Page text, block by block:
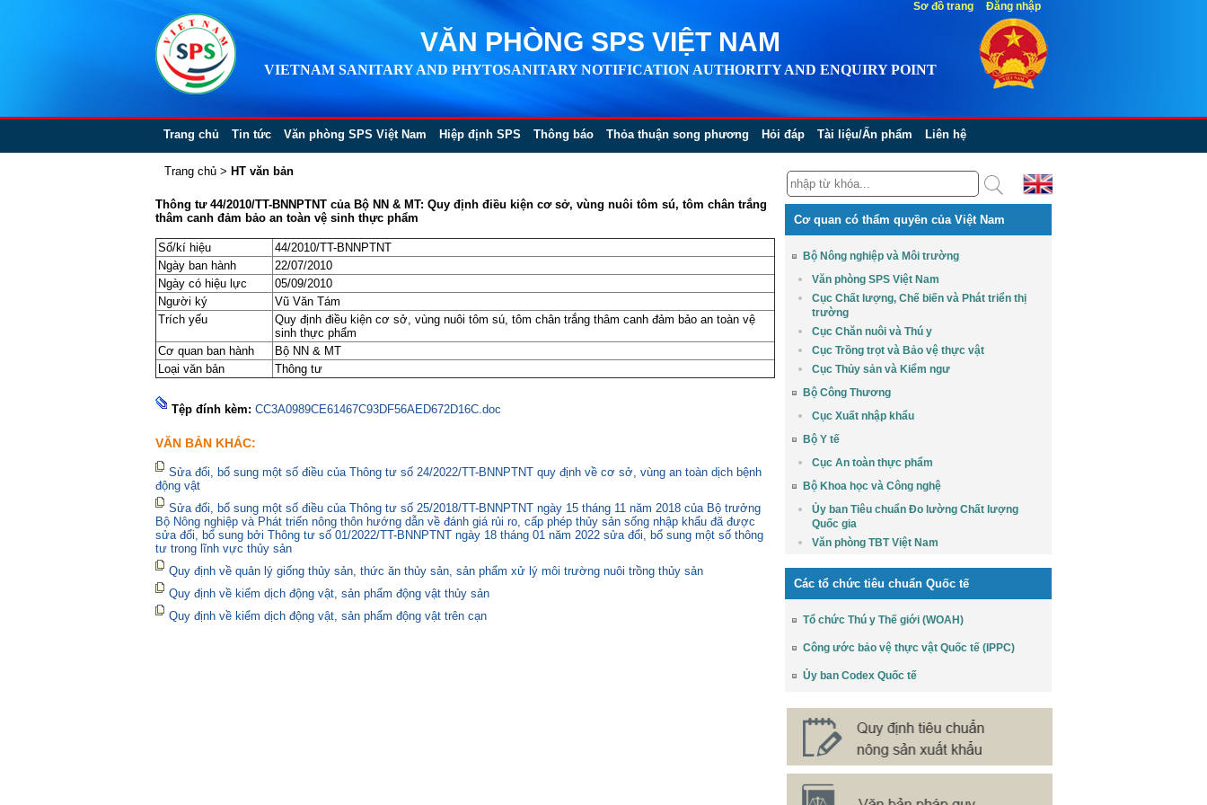
VĂN PHÒNG SPS VIỆT NAM
VIETNAM SANITARY AND PHYTOSANITARY NOTIFICATION AUTHORITY AND ENQUIRY POINT
Trang chủ Tin tức Văn phòng SPS Việt Nam Hiệp định SPS Thông báo Thỏa thuận song phương Hỏi đáp Tài liệu/Ấn phẩm Liên hệ
Trang chủ> HT văn bản
Thông tư 44/2010/TT-BNNPTNT của Bộ NN & MT: Quy định điều kiện cơ sở, vùng nuôi tôm sú, tôm chân trắng
thâm canh đảm bảo an toàn vệ sinh thực phẩm
Số/kí hiệu
44/2010/TT-BNNPTNT
Ngày ban hành
22/07/2010
Ngày có hiệu lực
05/09/2010
Người ký
Vũ Văn Tám
Trích yếu
Quy định điều kiện cơ sở, vùng nuôi tôm sú, tôm chân trắng thâm canh đảm bảo an toàn vệ
sinh thực phẩm
Cơ quan ban hành
Bộ NN & MT
Loại văn bản
Thông tư
Tệp đính kèm: CC3A0989CE61467C93DF56AED672D16C.doc
VĂN BẢN KHÁC:
Sửa đổi, bổ sung một số điều của Thông tư số 24/2022/TT-BNNPTNT quy định về cơ sở, vùng an toàn dịch bệnh
động vật
Sửa đổi, bổ sung một số điều của Thông tư số 25/2018/TT-BNNPTNT ngày 15 tháng 11 năm 2018 của Bộ trưởng
Bộ Nông nghiệp và Phát triển nông thôn hướng dẫn về đánh giá rủi ro, cấp phép thủy sản sống nhập khẩu đã được
sửa đổi, bổ sung bởi Thông tư số 01/2022/TT-BNNPTNT ngày 18 tháng 01 năm 2022 sửa đổi, bổ sung một số thông
tư trong lĩnh vực thủy sản
Quy định về quản lý giống thủy sản, thức ăn thủy sản, sản phẩm xử lý môi trường nuôi trồng thủy sản
Quy định về kiểm dịch động vật, sản phẩm động vật thủy sản
Quy định về kiểm dịch động vật, sản phẩm động vật trên cạn
Cơ quan có thẩm quyền của Việt Nam
Bộ Nông nghiệp và Môi trường
Văn phòng SPS Việt Nam
Cục Chất lượng, Chế biến và Phát triển thị
trường
Cục Chăn nuôi và Thú y
Cục Trồng trọt và Bảo vệ thực vật
Cục Thủy sản và Kiểm ngư
Bộ Công Thương
Cục Xuất nhập khẩu
Bộ Y tế
Cục An toàn thực phẩm
Bộ Khoa học và Công nghệ
Ủy ban Tiêu chuẩn Đo lường Chất lượng
Quốc gia
Văn phòng TBT Việt Nam
Các tổ chức tiêu chuẩn Quốc tế
Tổ chức Thú y Thế giới (WOAH)
Công ước bảo vệ thực vật Quốc tế (IPPC)
Ủy ban Codex Quốc tế
Sơ đồ trang Đăng nhập